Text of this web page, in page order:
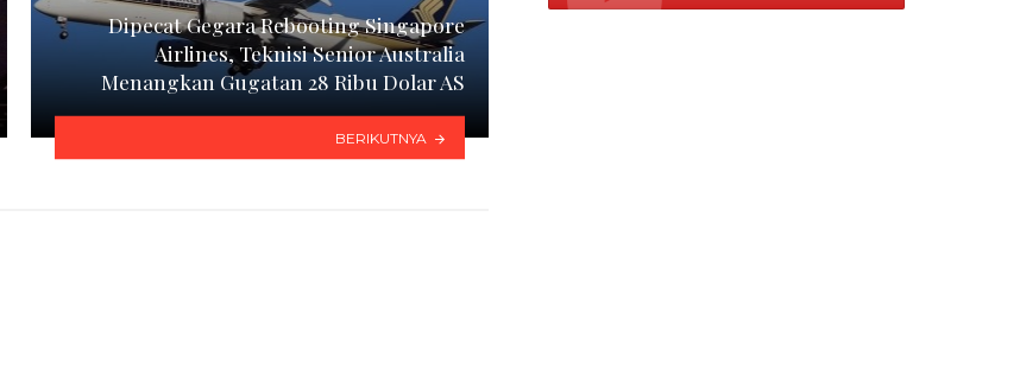
Dipecat Gegara Rebooting Singapore
Airlines, Teknisi Senior Australia
Menangkan Gugatan 28 Ribu Dolar AS
BERIKUTNYA